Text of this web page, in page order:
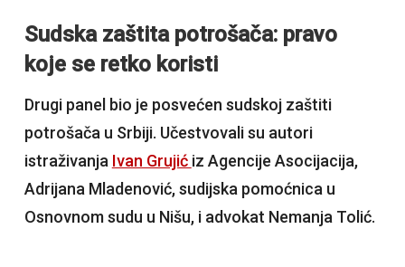
Sudska zaštita potrošača: pravo
koje se retko koristi
Drugi panel bio je posvećen sudskoj zaštiti
potrošača u Srbiji. Učestvovali su autori
istraživanja Ivan Grujić iz Agencije Asocijacija,
Adrijana Mladenović, sudijska pomoćnica u
Osnovnom sudu u Nišu, i advokat Nemanja Tolić.